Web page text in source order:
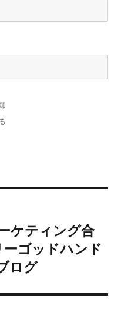
ケティング合
ゴッドハンド
ログ